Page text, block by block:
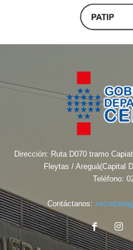
Dirección: Ruta D070 tramo
Fleytas / Areguá(Capital
Teléfono:
Contáctanos: